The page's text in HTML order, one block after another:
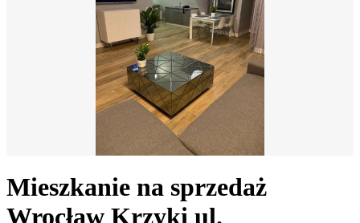
Mieszkanie na sprzedaż
Wrocław Krzyki ul.